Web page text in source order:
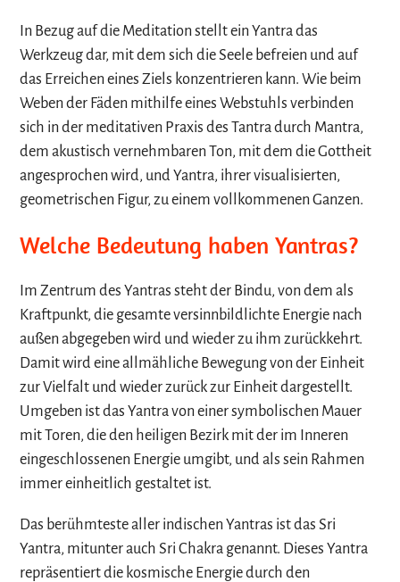
In Bezug auf die Meditation stellt ein Yantra das
Werkzeug dar, mit dem sich die Seele befreien und auf
das Erreichen eines Ziels konzentrieren kann. Wie beim
Weben der Fäden mithilfe eines Webstuhls verbinden
sich in der meditativen Praxis des Tantra durch Mantra,
dem akustisch vernehmbaren Ton, mit dem die Gottheit
angesprochen wird, und Yantra, ihrer visualisierten,
geometrischen Figur, zu einem vollkommenen Ganzen.
Welche Bedeutung haben Yantras?
Im Zentrum des Yantras steht der Bindu, von dem als
Kraftpunkt, die gesamte versinnbildlichte Energie nach
außen abgegeben wird und wieder zu ihm zurückkehrt.
Damit wird eine allmähliche Bewegung von der Einheit
zur Vielfalt und wieder zurück zur Einheit dargestellt.
Umgeben ist das Yantra von einer symbolischen Mauer
mit Toren, die den heiligen Bezirk mit der im Inneren
eingeschlossenen Energie umgibt, und als sein Rahmen
immer einheitlich gestaltet ist.
Das berühmteste aller indischen Yantras ist das Sri
Yantra, mitunter auch Sri Chakra genannt. Dieses Yantra
repräsentiert die kosmische Energie durch den